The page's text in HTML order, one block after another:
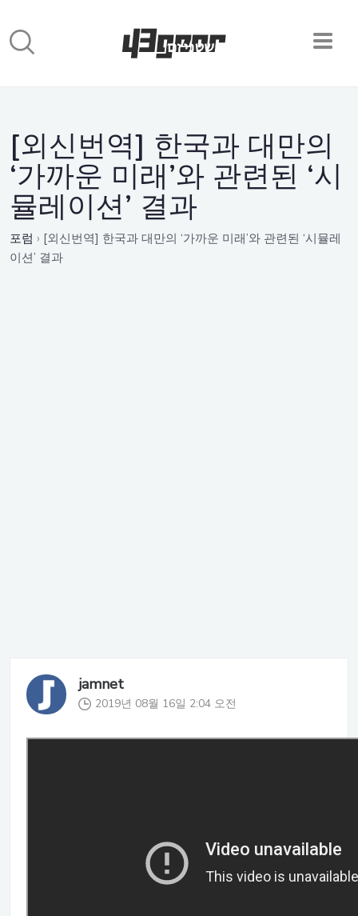
[외신번역] 한국과 대만의
‘가까운 미래’와 관련된 ‘시
뮬레이션’ 결과
포럼 › [외신번역] 한국과 대만의 ‘가까운 미래’와 관련된 ‘시뮬레
이션’ 결과
jamnet
2019년 08월 16일 2:04 오전